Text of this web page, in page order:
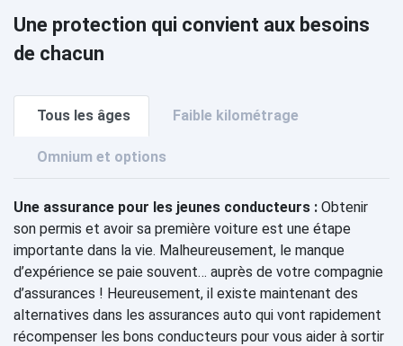
Une protection qui convient aux besoins
de chacun
Tous les âges Faible kilométrage
Omnium et options
Une assurance pour les jeunes conducteurs : Obtenir
son permis et avoir sa première voiture est une étape
importante dans la vie. Malheureusement, le manque
d’expérience se paie souvent… auprès de votre compagnie
d’assurances ! Heureusement, il existe maintenant des
alternatives dans les assurances auto qui vont rapidement
récompenser les bons conducteurs pour vous aider à sortir